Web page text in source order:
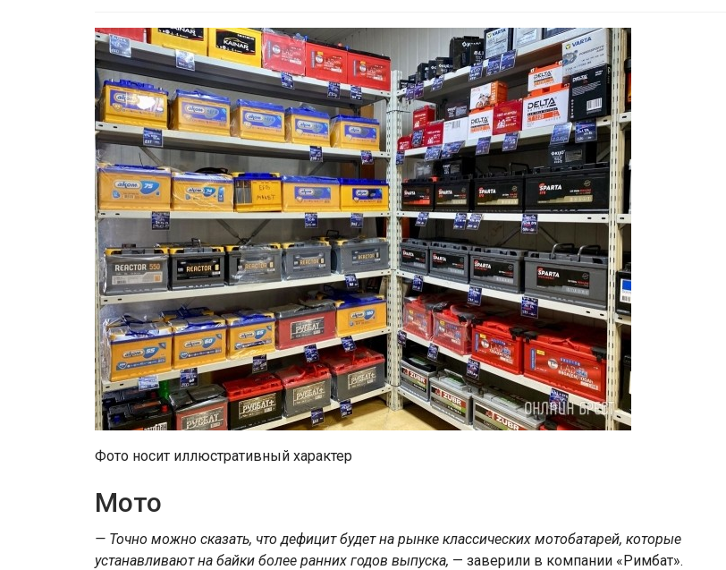
Фото носит иллюстративный характер
Мото
— Точно можно сказать, что дефицит будет на рынке классических мотобатарей, которые
устанавливают на байки более ранних годов выпуска, — заверили в компании «Римбат».